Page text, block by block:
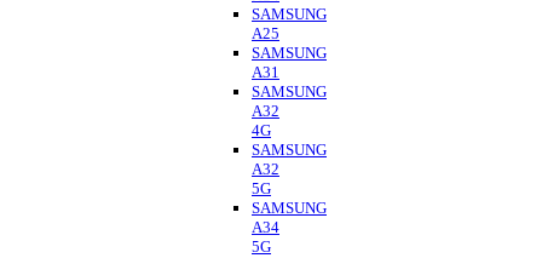
SAMSUNG
A25
SAMSUNG
A31
SAMSUNG
A32
4G
SAMSUNG
A32
5G
SAMSUNG
A34
5G